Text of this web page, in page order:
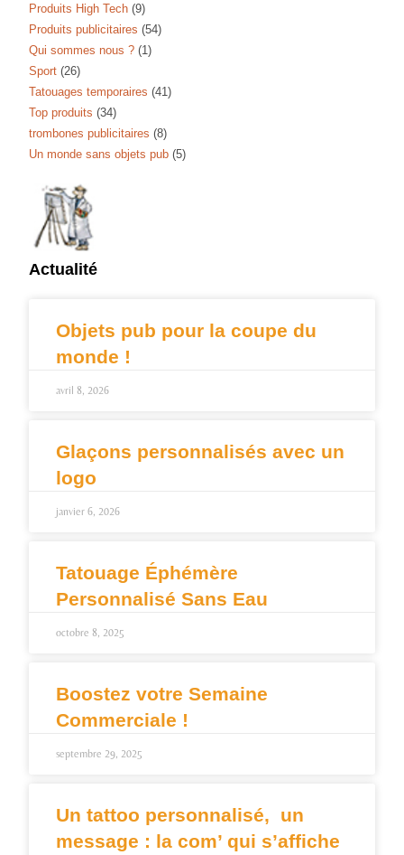
Produits High Tech (9)
Produits publicitaires (54)
Qui sommes nous ? (1)
Sport (26)
Tatouages temporaires (41)
Top produits (34)
trombones publicitaires (8)
Un monde sans objets pub (5)
Actualité
Objets pub pour la coupe du
monde !
avril 8, 2026
Glaçons personnalisés avec un
logo
janvier 6, 2026
Tatouage Éphémère
Personnalisé Sans Eau
octobre 8, 2025
Boostez votre Semaine
Commerciale !
septembre 29, 2025
Un tattoo personnalisé, un
message : la com’ qui s’affiche